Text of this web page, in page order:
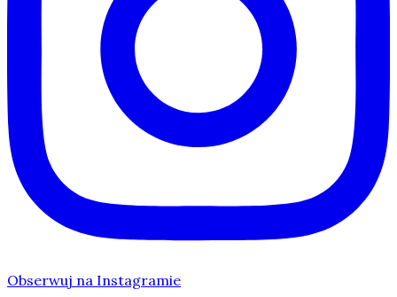
Obserwuj na Instagramie